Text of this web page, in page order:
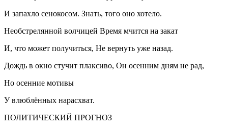
И запахло сенокосом. Знать, того оно хотело.
Необстрелянной волчицей Время мчится на закат
И, что может получиться, Не вернуть уже назад.
Дождь в окно стучит плаксиво, Он осенним дням не рад,
Но осенние мотивы
У влюблённых нарасхват.
ПОЛИТИЧЕСКИЙ ПРОГНОЗ